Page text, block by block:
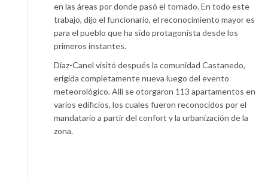
en las áreas por donde pasó el tornado. En todo este
trabajo, dijo el funcionario, el reconocimiento mayor es
para el pueblo que ha sido protagonista desde los
primeros instantes.
Díaz-Canel visitó después la comunidad Castanedo,
erigida completamente nueva luego del evento
meteorológico. Allí se otorgaron 113 apartamentos en
varios edificios, los cuales fueron reconocidos por el
mandatario a partir del confort y la urbanización de la
zona.